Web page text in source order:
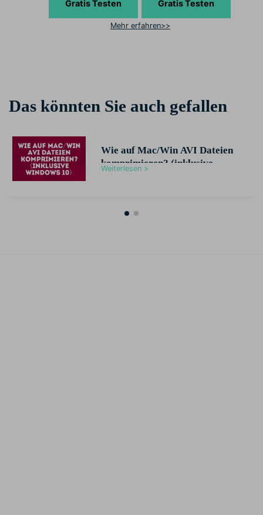
Gratis Testen Gratis Testen
Mehr erfahren>>
Das könnten Sie auch gefallen
Wie auf Mac/Win AVI Dateien
komprimieren? (inklusive
Weiterlesen >